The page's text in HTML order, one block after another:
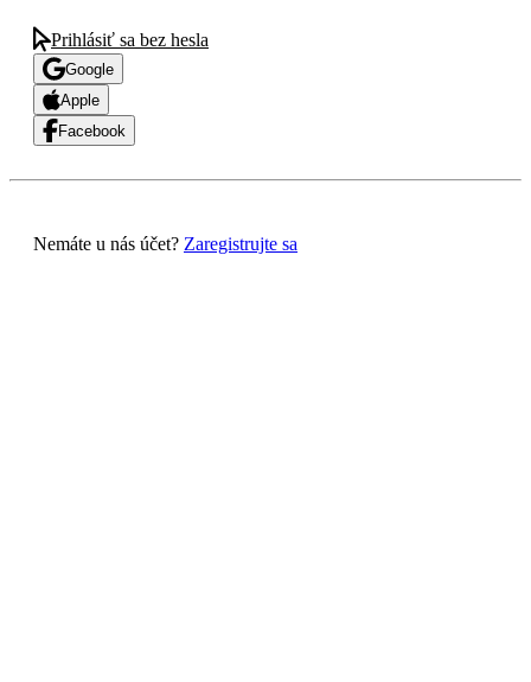
Prihlásiť sa bez hesla
Google
Apple
Facebook
Nemáte u nás účet? Zaregistrujte sa